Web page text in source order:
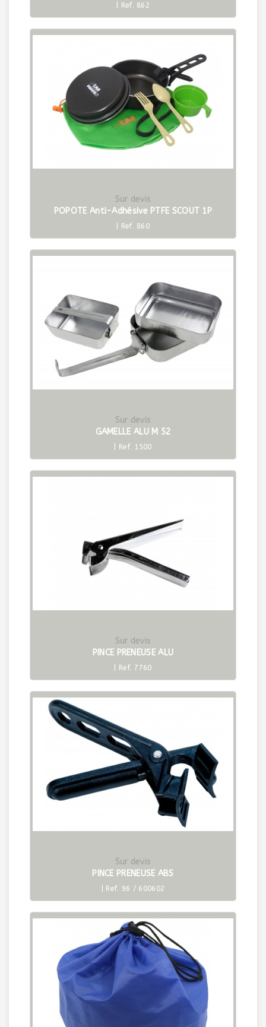
| Ref. 862
Sur devis
POPOTE Anti-Adhésive PTFE SCOUT 1P
| Ref. 860
Sur devis
GAMELLE ALU M 52
| Ref. 1500
Sur devis
PINCE PRENEUSE ALU
| Ref. 7760
Sur devis
PINCE PRENEUSE ABS
| Ref. 96 / 600602